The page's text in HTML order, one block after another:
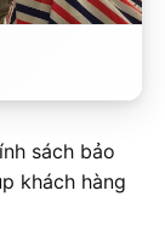
sách bảo
khách hàng